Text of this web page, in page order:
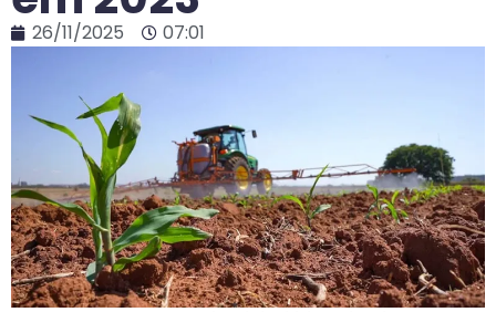
26/11/2025 07:01